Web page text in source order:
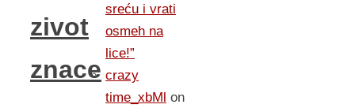
zivot
znace
sreću i vrati
osmeh na
lice!”
crazy
time_xbMl on